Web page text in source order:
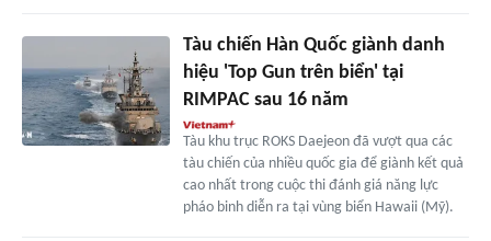
Tàu chiến Hàn Quốc giành danh
hiệu 'Top Gun trên biển' tại
RIMPAC sau 16 năm
Tàu khu trục ROKS Daejeon đã vượt qua các
tàu chiến của nhiều quốc gia để giành kết quả
cao nhất trong cuộc thi đánh giá năng lực
pháo binh diễn ra tại vùng biển Hawaii (Mỹ).